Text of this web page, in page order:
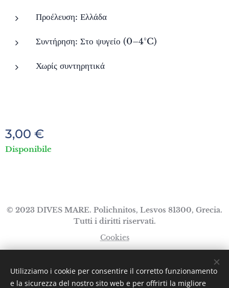
Προέλευση: Ελλάδα
Συντήρηση: Στο ψυγείο (0–4°C)
Χωρίς συντηρητικά
3,00 €
Disponibile
© 2023 DIVES MARE. Polichnitos, Lesvos 81300, Grecia.
Tutti i diritti riservati.
Cookies
Ελληνικά
English Italiano
Utilizziamo i cookie per consentire il corretto funzionamento
e la sicurezza del nostro sito web e per offrirti la migliore